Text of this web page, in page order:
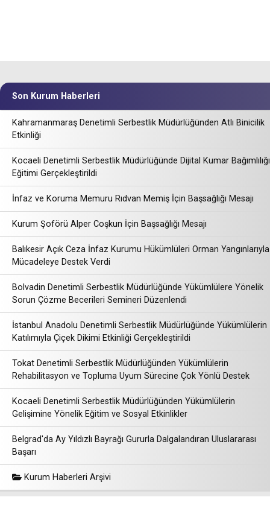
Son Kurum Haberleri
Kahramanmaraş Denetimli Serbestlik Müdürlüğünden Atlı Binicilik
Etkinliği
Kocaeli Denetimli Serbestlik Müdürlüğünde Dijital Kumar Bağımlılığı
Eğitimi Gerçekleştirildi
İnfaz ve Koruma Memuru Rıdvan Memiş İçin Başsağlığı Mesajı
Kurum Şoförü Alper Coşkun İçin Başsağlığı Mesajı
Balıkesir Açık Ceza İnfaz Kurumu Hükümlüleri Orman Yangınlarıyla
Mücadeleye Destek Verdi
Bolvadin Denetimli Serbestlik Müdürlüğünde Yükümlülere Yönelik
Sorun Çözme Becerileri Semineri Düzenlendi
İstanbul Anadolu Denetimli Serbestlik Müdürlüğünde Yükümlülerin
Katılımıyla Çiçek Dikimi Etkinliği Gerçekleştirildi
Tokat Denetimli Serbestlik Müdürlüğünden Yükümlülerin
Rehabilitasyon ve Topluma Uyum Sürecine Çok Yönlü Destek
Kocaeli Denetimli Serbestlik Müdürlüğünden Yükümlülerin
Gelişimine Yönelik Eğitim ve Sosyal Etkinlikler
Belgrad'da Ay Yıldızlı Bayrağı Gururla Dalgalandıran Uluslararası
Başarı
Kurum Haberleri Arşivi